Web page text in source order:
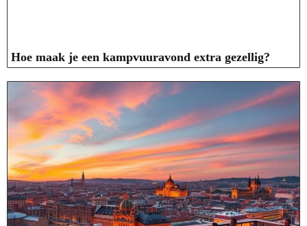
Hoe maak je een kampvuuravond extra gezellig?